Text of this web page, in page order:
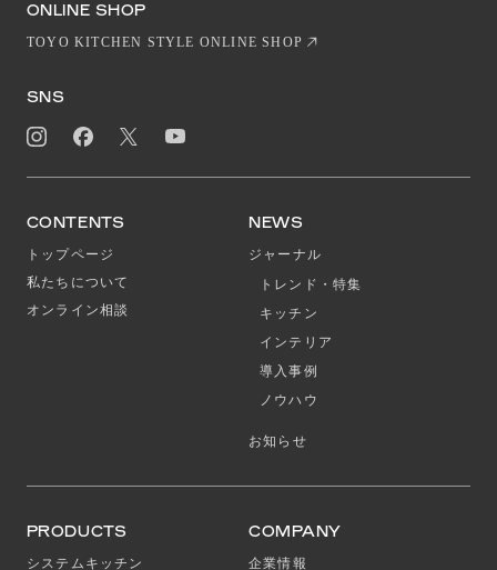
ONLINE SHOP
TOYO KITCHEN STYLE ONLINE SHOP
SNS
CONTENTS
トップページ
私たちについて
オンライン相談
NEWS
ジャーナル
トレンド・特集
キッチン
インテリア
導入事例
ノウハウ
お知らせ
PRODUCTS
システムキッチン
COMPANY
企業情報